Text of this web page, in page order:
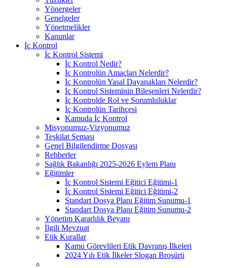
Yönergeler
Genelgeler
Yönetmelikler
Kanunlar
İç Kontrol
İç Kontrol Sistemi
İç Kontrol Nedir?
İç Kontrolün Amaçları Nelerdir?
İç Kontrolün Yasal Dayanakları Nelerdir?
İç Kontrol Sisteminin Bileşenleri Nelerdir?
İç Kontrolde Rol ve Sorumluluklar
İç Kontrolün Tarihçesi
Kamuda İç Kontrol
Misyonumuz-Vizyonumuz
Teşkilat Şeması
Genel Bilgilendirme Dosyası
Rehberler
Sağlık Bakanlığı 2025-2026 Eylem Planı
Eğitimler
İç Kontrol Sistemi Eğitici Eğitimi-1
İç Kontrol Sistemi Eğitici Eğitimi-2
Standart Dosya Planı Eğitim Sunumu-1
Standart Dosya Planı Eğitim Sunumu-2
Yönetim Kararlılık Beyanı
İlgili Mevzuat
Etik Kurallar
Kamu Görevlileri Etik Davranış İlkeleri
2024 Yılı Etik İlkeler Slogan Broşürü